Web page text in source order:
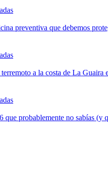
preventiva que debemos
a la costa de La Guaira
que probablemente no sabías (y